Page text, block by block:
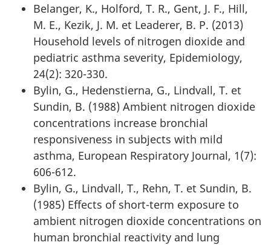
Belanger, K., Holford, T. R., Gent, J. F., Hill,
M. E., Kezik, J. M. et Leaderer, B. P. (2013)
Household levels of nitrogen dioxide and
pediatric asthma severity, Epidemiology,
24(2): 320-330.
Bylin, G., Hedenstierna, G., Lindvall, T. et
Sundin, B. (1988) Ambient nitrogen dioxide
concentrations increase bronchial
responsiveness in subjects with mild
asthma, European Respiratory Journal, 1(7):
606-612.
Bylin, G., Lindvall, T., Rehn, T. et Sundin, B.
(1985) Effects of short-term exposure to
ambient nitrogen dioxide concentrations on
human bronchial reactivity and lung